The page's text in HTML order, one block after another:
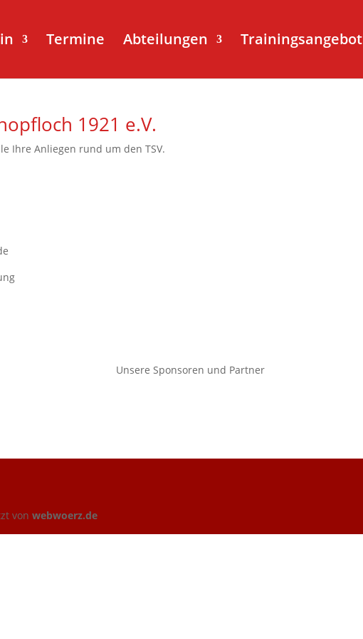
Termine Abteilungen Trainingsangebot
1921 e.V.
Ihre Anliegen rund um den TSV.
Unsere Sponsoren und Partner
vonwebwoerz.de